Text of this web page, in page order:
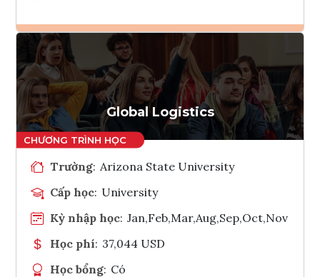
Ghi danh
Tham vấn Interlink
Global Logistics
Trường: Arizona State University
Cấp học: University
Kỳ nhập học: Jan,Feb,Mar,Aug,Sep,Oct,Nov
Học phí: 37,044 USD
Học bổng: Có